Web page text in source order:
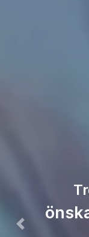
Föregående